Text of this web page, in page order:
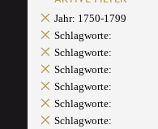
Jahr: 1750-1799
Schlagworte:
Schlagworte:
Schlagworte:
Schlagworte:
Schlagworte:
Schlagworte: